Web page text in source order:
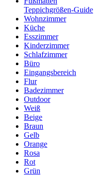
Teppichgrößen-Guide
Wohnzimmer
Küche
Esszimmer
Kinderzimmer
Schlafzimmer
Büro
Eingangsbereich
Flur
Badezimmer
Outdoor
Weiß
Beige
Braun
Gelb
Orange
Rosa
Rot
Grün